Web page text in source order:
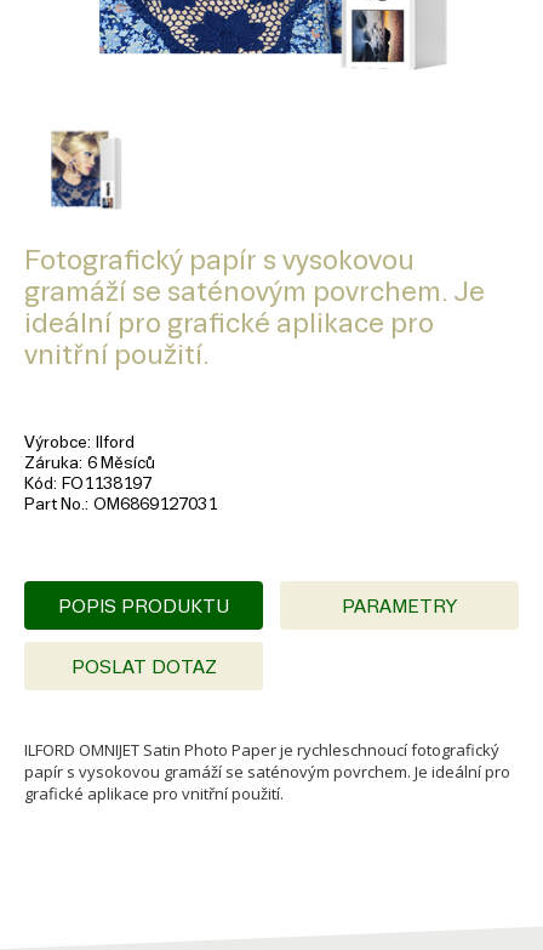
Fotografický papír s vysokovou
gramáží se saténovým povrchem. Je
ideální pro grafické aplikace pro
vnitřní použití.
Výrobce
Ilford
Záruka 6 Měsíců
Kód
FO1138197
Part No. OM6869127031
POPIS PRODUKTU PARAMETRY
POSLAT DOTAZ
ILFORD OMNIJET Satin Photo Paper je rychleschnoucí fotografický
papír s vysokovou gramáží se saténovým povrchem. Je ideální pro
grafické aplikace pro vnitřní použití.